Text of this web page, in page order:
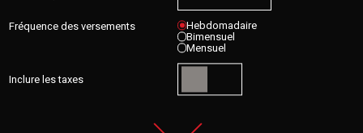
Fréquence des versements Hebdomadaire
Bimensuel
Mensuel
Inclure les taxes